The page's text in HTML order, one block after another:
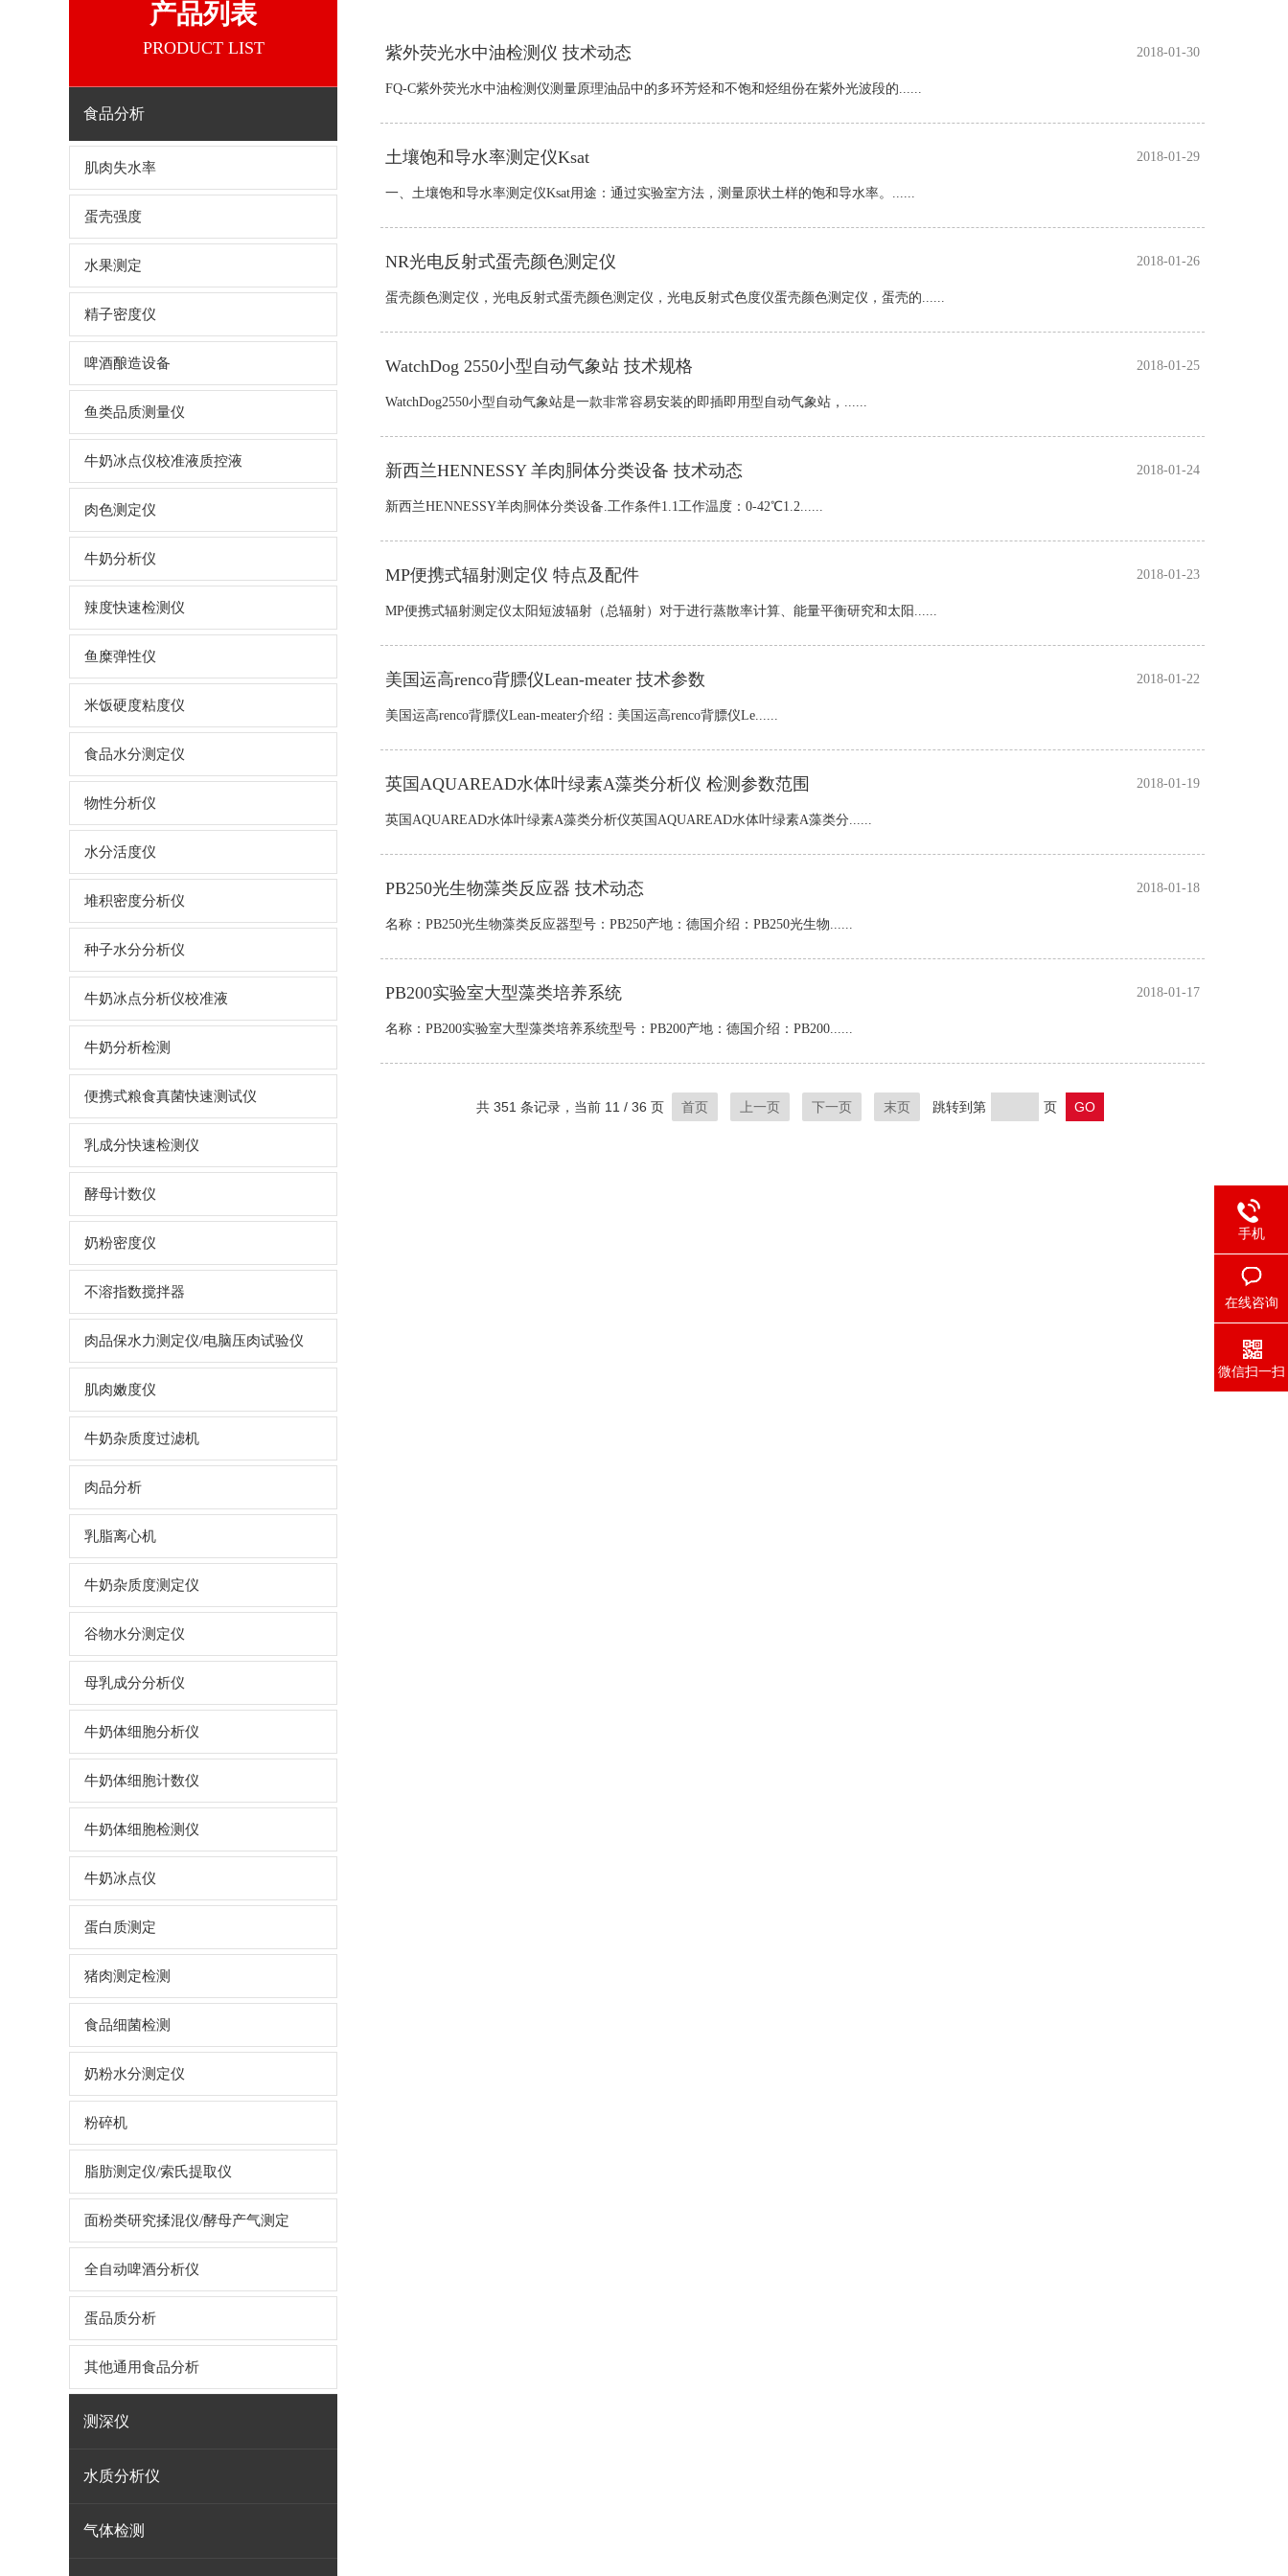
产品列表
PRODUCT LIST
食品分析
肌肉失水率
蛋壳强度
水果测定
精子密度仪
啤酒酿造设备
鱼类品质测量仪
牛奶冰点仪校准液质控液
肉色测定仪
牛奶分析仪
辣度快速检测仪
鱼糜弹性仪
米饭硬度粘度仪
食品水分测定仪
物性分析仪
水分活度仪
堆积密度分析仪
种子水分分析仪
牛奶冰点分析仪校准液
牛奶分析检测
便携式粮食真菌快速测试仪
乳成分快速检测仪
酵母计数仪
奶粉密度仪
不溶指数搅拌器
肉品保水力测定仪/电脑压肉试验仪
肌肉嫩度仪
牛奶杂质度过滤机
肉品分析
乳脂离心机
牛奶杂质度测定仪
谷物水分测定仪
母乳成分分析仪
牛奶体细胞分析仪
牛奶体细胞计数仪
牛奶体细胞检测仪
牛奶冰点仪
蛋白质测定
猪肉测定检测
食品细菌检测
奶粉水分测定仪
粉碎机
脂肪测定仪/索氏提取仪
面粉类研究揉混仪/酵母产气测定
全自动啤酒分析仪
蛋品质分析
其他通用食品分析
测深仪
水质分析仪
气体检测
紫外荧光水中油检测仪 技术动态 2018-01-30
FQ-C紫外荧光水中油检测仪测量原理油品中的多环芳烃和不饱和烃组份在紫外光波段的......
土壤饱和导水率测定仪Ksat 2018-01-29
一、土壤饱和导水率测定仪Ksat用途：通过实验室方法，测量原状土样的饱和导水率。......
NR光电反射式蛋壳颜色测定仪 2018-01-26
蛋壳颜色测定仪，光电反射式蛋壳颜色测定仪，光电反射式色度仪蛋壳颜色测定仪，蛋壳的......
WatchDog 2550小型自动气象站 技术规格 2018-01-25
WatchDog2550小型自动气象站是一款非常容易安装的即插即用型自动气象站，......
新西兰HENNESSY 羊肉胴体分类设备 技术动态 2018-01-24
新西兰HENNESSY羊肉胴体分类设备.工作条件1.1工作温度：0-42℃1.2......
MP便携式辐射测定仪 特点及配件 2018-01-23
MP便携式辐射测定仪太阳短波辐射（总辐射）对于进行蒸散率计算、能量平衡研究和太阳......
美国运高renco背膘仪Lean-meater 技术参数 2018-01-22
美国运高renco背膘仪Lean-meater介绍：美国运高renco背膘仪Le......
英国AQUAREAD水体叶绿素A藻类分析仪 检测参数范围 2018-01-19
英国AQUAREAD水体叶绿素A藻类分析仪英国AQUAREAD水体叶绿素A藻类分......
PB250光生物藻类反应器 技术动态 2018-01-18
名称：PB250光生物藻类反应器型号：PB250产地：德国介绍：PB250光生物......
PB200实验室大型藻类培养系统 2018-01-17
名称：PB200实验室大型藻类培养系统型号：PB200产地：德国介绍：PB200......
共 351 条记录，当前 11 / 36 页 首页 上一页 下一页 末页 跳转到第 页
手机
在线咨询
微信扫一扫